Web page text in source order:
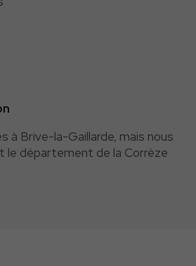
à Brive-la-Gaillarde, mais nous
le département de la Corrèze